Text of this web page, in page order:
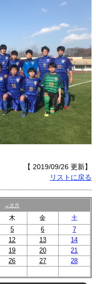
【 2019/09/26 更新】
リストに戻る
→次月
木 金
土
5 6
7
12 13
14
19 20
21
26 27
28